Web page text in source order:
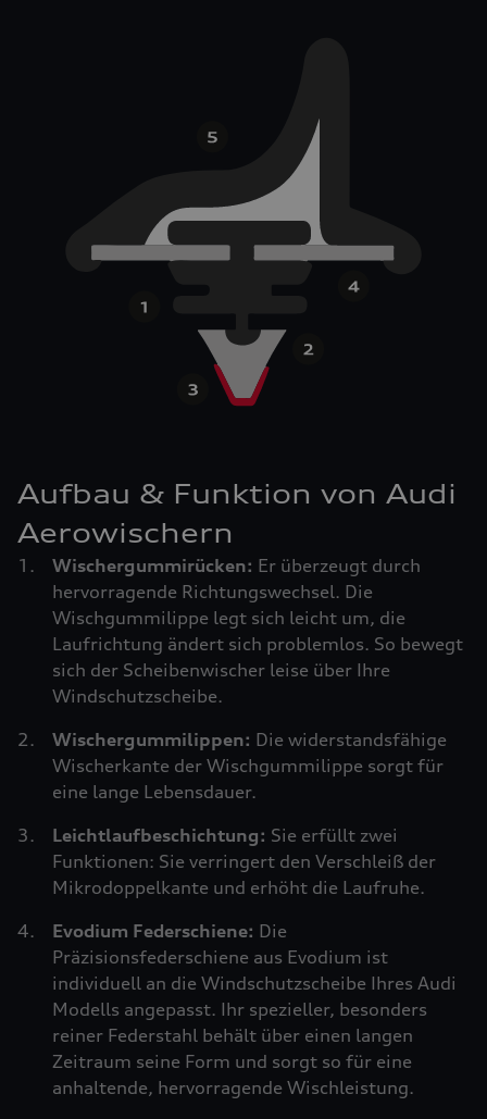
Aufbau & Funktion von Audi
Aerowischern
Wischergummirücken: Er überzeugt durch
hervorragende Richtungswechsel. Die
Wischgummilippe legt sich leicht um, die
Laufrichtung ändert sich problemlos. So bewegt
sich der Scheibenwischer leise über Ihre
Windschutzscheibe.
Wischergummilippen: Die widerstandsfähige
Wischerkante der Wischgummilippe sorgt für
eine lange Lebensdauer.
Leichtlaufbeschichtung: Sie erfüllt zwei
Funktionen: Sie verringert den Verschleiß der
Mikrodoppelkante und erhöht die Laufruhe.
Evodium Federschiene: Die
Präzisionsfederschiene aus Evodium ist
individuell an die Windschutzscheibe Ihres Audi
Modells angepasst. Ihr spezieller, besonders
reiner Federstahl behält über einen langen
Zeitraum seine Form und sorgt so für eine
anhaltende, hervorragende Wischleistung.